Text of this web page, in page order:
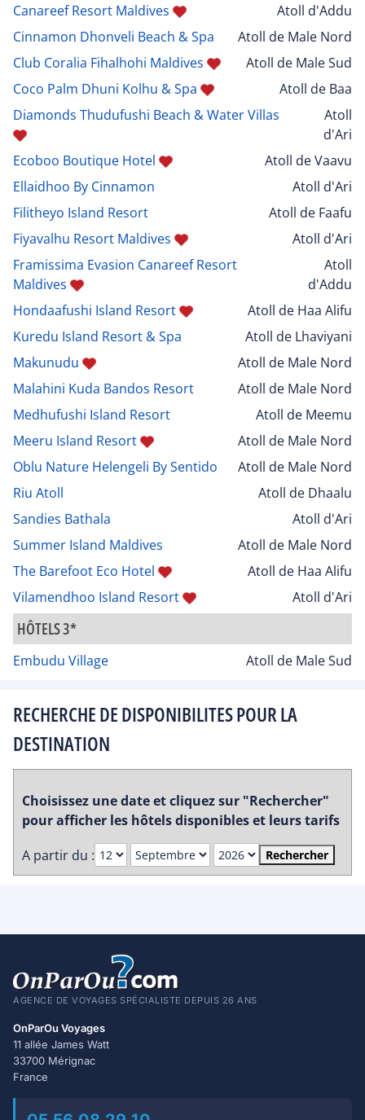
Canareef Resort Maldives
Atoll d'Addu
Cinnamon Dhonveli Beach & Spa
Atoll de Male Nord
Club Coralia Fihalhohi Maldives
Atoll de Male Sud
Coco Palm Dhuni Kolhu & Spa
Atoll de Baa
Diamonds Thudufushi Beach & Water Villas
Atoll
d'Ari
Ecoboo Boutique Hotel
Atoll de Vaavu
Ellaidhoo By Cinnamon
Atoll d'Ari
Filitheyo Island Resort
Atoll de Faafu
Fiyavalhu Resort Maldives
Atoll d'Ari
Framissima Evasion Canareef Resort
Maldives
Atoll
d'Addu
Hondaafushi Island Resort
Atoll de Haa Alifu
Kuredu Island Resort & Spa
Atoll de Lhaviyani
Makunudu
Atoll de Male Nord
Malahini Kuda Bandos Resort
Atoll de Male Nord
Medhufushi Island Resort
Atoll de Meemu
Meeru Island Resort
Atoll de Male Nord
Oblu Nature Helengeli By Sentido
Atoll de Male Nord
Riu Atoll
Atoll de Dhaalu
Sandies Bathala
Atoll d'Ari
Summer Island Maldives
Atoll de Male Nord
The Barefoot Eco Hotel
Atoll de Haa Alifu
Vilamendhoo Island Resort
Atoll d'Ari
HÔTELS 3*
Embudu Village Atoll de Male Sud
RECHERCHE DE DISPONIBILITES POUR LA
DESTINATION
Choisissez une date et cliquez sur "Rechercher"
pour afficher les hôtels disponibles et leurs tarifs
A partir du :
Rechercher
AGENCE DE VOYAGES SPÉCIALISTE DEPUIS 26 ANS
OnParOu Voyages
11 allée James Watt
33700 Mérignac
France